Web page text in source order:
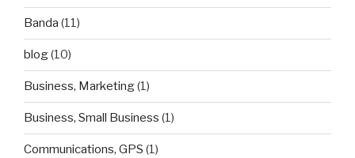
Banda (11)
blog(10)
Business, Marketing(1)
Business, Small Business (1)
Communications, GPS (1)